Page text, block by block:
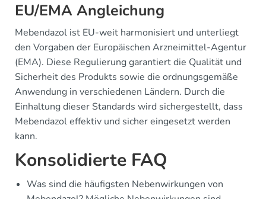
EU/EMA Angleichung
Mebendazol ist EU-weit harmonisiert und unterliegt
den Vorgaben der Europäischen Arzneimittel-Agentur
(EMA). Diese Regulierung garantiert die Qualität und
Sicherheit des Produkts sowie die ordnungsgemäße
Anwendung in verschiedenen Ländern. Durch die
Einhaltung dieser Standards wird sichergestellt, dass
Mebendazol effektiv und sicher eingesetzt werden
kann.
Konsolidierte FAQ
Was sind die häufigsten Nebenwirkungen von